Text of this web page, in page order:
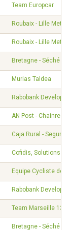
Team Europcar
Roubaix - Lille
Roubaix - Lille
Bretagne - Séché
Murias Taldea
Rabobank
AN Post -
Caja Rural - Seguros
Cofidis, Solutions
Equipe Cycliste de
Rabobank
Team Marseille 13 -
Bretagne - Séché